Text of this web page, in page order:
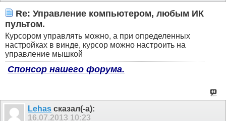
Re: Управление компьютером, любым ИК
пультом.
Курсором управлять можно, а при определенных
настройках в винде, курсор можно настроить на
управление мышкой
Спонсор нашего форума.
Lehas сказал(-а):
16.07.2013 10:23